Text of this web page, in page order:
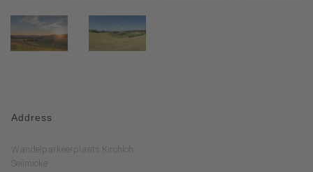
Address
Wandelparkeerplaats Kirchloh
Seilmicke